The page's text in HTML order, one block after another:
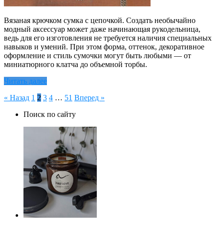
Вязаная крючком сумка с цепочкой. Создать необычайно
модный аксессуар может даже начинающая рукодельница,
ведь для его изготовления не требуется наличия специальных
навыков и умений. При этом форма, оттенок, декоративное
оформление и стиль сумочки могут быть любыми — от
миниатюрного клатча до объемной торбы.
Читать далее
Пагинация
записей
« Назад 1 2 3 4 … 51 Вперед »
Поиск по сайту